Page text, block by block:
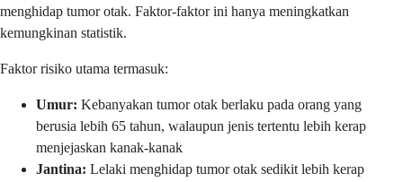
menghidap tumor otak. Faktor-faktor ini hanya meningkatkan
kemungkinan statistik.
Faktor risiko utama termasuk:
Umur: Kebanyakan tumor otak berlaku pada orang yang
berusia lebih 65 tahun, walaupun jenis tertentu lebih kerap
menjejaskan kanak-kanak
Jantina: Lelaki menghidap tumor otak sedikit lebih kerap